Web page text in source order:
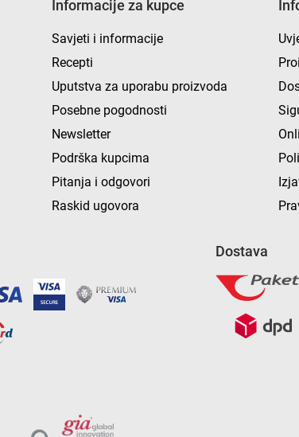
Informacije za kupce
Savjeti i informacije
Recepti
Uputstva za uporabu proizvoda
Posebne pogodnosti
Newsletter
Podrška kupcima
Pitanja i odgovori
Raskid ugovora
Dostava